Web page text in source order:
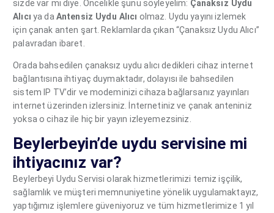
sizde var mı diye. Öncelikle şunu söyleyelim: Çanaksız Uydu
Alıcı ya da Antensiz Uydu Alıcı olmaz. Uydu yayını izlemek
için çanak anten şart. Reklamlarda çıkan “Çanaksız Uydu Alıcı”
palavradan ibaret.
Orada bahsedilen çanaksız uydu alıcı dedikleri cihaz internet
bağlantısına ihtiyaç duymaktadır, dolayısı ile bahsedilen
sistem IP TV’dir ve modeminizi cihaza bağlarsanız yayınları
internet üzerinden izlersiniz. İnternetiniz ve çanak anteniniz
yoksa o cihaz ile hiç bir yayın izleyemezsiniz.
Beylerbeyin’de uydu servisine mi
ihtiyacınız var?
Beylerbeyi Uydu Servisi olarak hizmetlerimizi temiz işçilik,
sağlamlık ve müşteri memnuniyetine yönelik uygulamaktayız,
yaptığımız işlemlere güveniyoruz ve tüm hizmetlerimize 1 yıl